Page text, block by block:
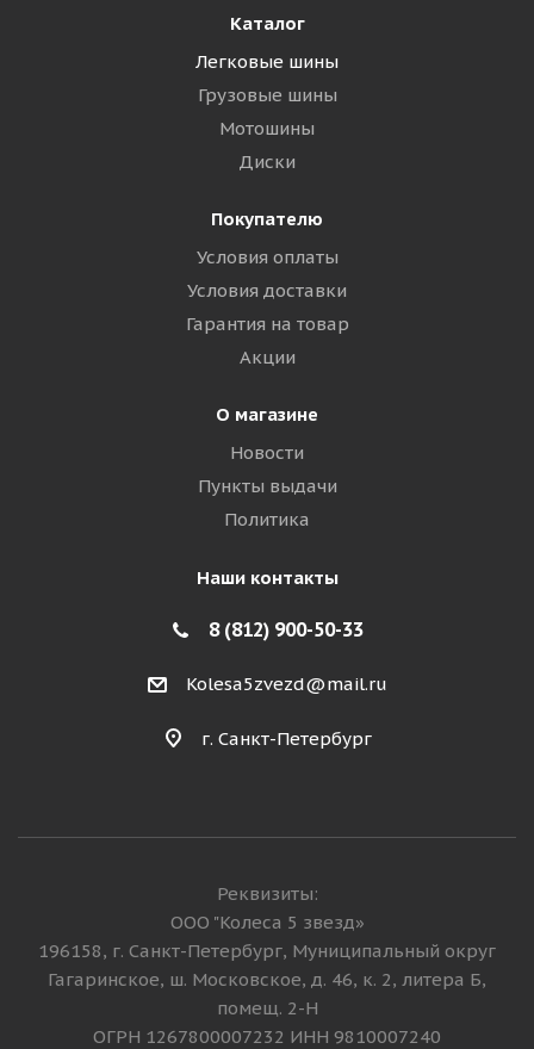
Каталог
Легковые шины
Грузовые шины
Мотошины
Диски
Покупателю
Условия оплаты
Условия доставки
Гарантия на товар
Акции
О магазине
Новости
Пункты выдачи
Политика
Наши контакты
8 (812) 900-50-33
Kolesa5zvezd@mail.ru
г. Санкт-Петербург
Реквизиты:
ООО "Колеса 5 звезд»
196158, г. Санкт-Петербург, Муниципальный округ
Гагаринское, ш. Московское, д. 46, к. 2, литера Б,
помещ. 2-Н
ОГРН 1267800007232 ИНН 9810007240